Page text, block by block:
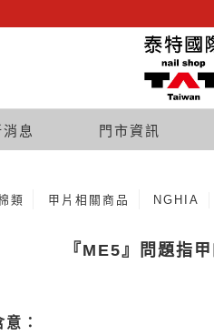
息 門市資訊
類 甲片相關商品 NGHIA
『ME5』問題指
：